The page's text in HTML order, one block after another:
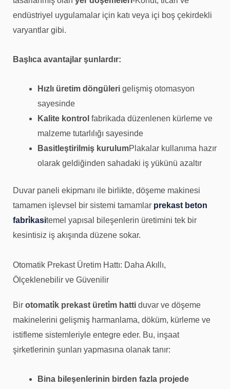
endüstriyel uygulamalar için katı veya içi boş çekirdekli
varyantlar gibi.
Başlıca avantajlar şunlardır:
Hızlı üretim döngüleri gelişmiş otomasyon
sayesinde
Kalite kontrol fabrikada düzenlenen kürleme ve
malzeme tutarlılığı sayesinde
Basitleştirilmiş kurulumPlakalar kullanıma hazır
olarak geldiğinden sahadaki iş yükünü azaltır
Duvar paneli ekipmanı ile birlikte, döşeme makinesi
tamamen işlevsel bir sistemi tamamlar prekast beton
fabri̇kasitemel yapısal bileşenlerin üretimini tek bir
kesintisiz iş akışında düzene sokar.
Otomatik Prekast Üretim Hattı: Daha Akıllı,
Ölçeklenebilir ve Güvenilir
Bir otomati̇k prekast üreti̇m hatti duvar ve döşeme
makinelerini gelişmiş harmanlama, döküm, kürleme ve
istifleme sistemleriyle entegre eder. Bu, inşaat
şirketlerinin şunları yapmasına olanak tanır:
Bina bileşenlerinin birden fazla projede